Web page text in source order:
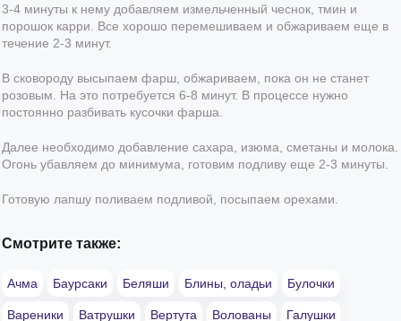
3-4 минуты к нему добавляем измельченный чеснок, тмин и
порошок карри. Все хорошо перемешиваем и обжариваем еще в
течение 2-3 минут.
В сковороду высыпаем фарш, обжариваем, пока он не станет
розовым. На это потребуется 6-8 минут. В процессе нужно
постоянно разбивать кусочки фарша.
Далее необходимо добавление сахара, изюма, сметаны и молока.
Огонь убавляем до минимума, готовим подливу еще 2-3 минуты.
Готовую лапшу поливаем подливой, посыпаем орехами.
Смотрите также:
Ачма Баурсаки Беляши Блины, оладьи Булочки
Вареники Ватрушки Вертута Волованы Галушки